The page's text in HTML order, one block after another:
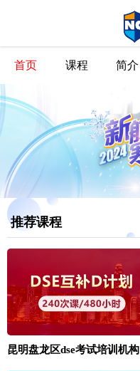
首页 课程 简介
推荐课程
昆明盘龙区dse考试培训机构